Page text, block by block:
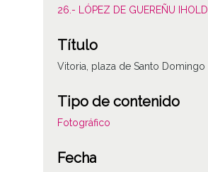
26.- LÓPEZ DE GUEREÑU IHOLDI
Título
Vitoria, plaza de Santo Domingo
Tipo de contenido
Fotográfico
Fecha